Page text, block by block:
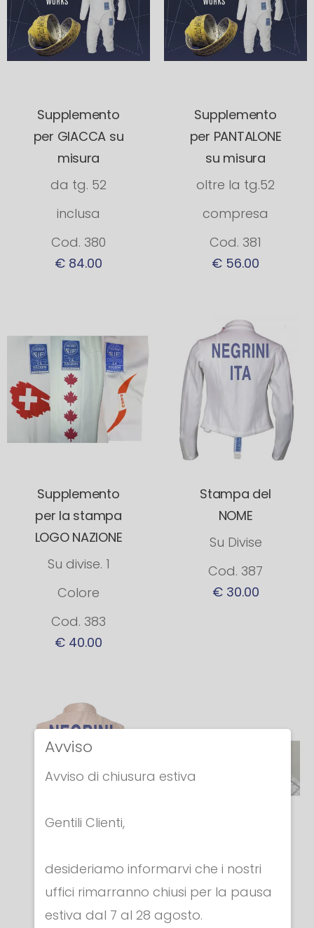
Supplemento
per GIACCA su
misura
da tg. 52
inclusa
Cod. 380
€ 84.00
Supplemento
per PANTALONE
su misura
oltre la tg.52
compresa
Cod. 381
€ 56.00
Supplemento
per la stampa
LOGO NAZIONE
Su divise. 1
Colore
Cod. 383
€ 40.00
Stampa del
NOME
Su Divise
Cod. 387
€ 30.00
Stampa a
transfer del
NOME
Supplemento
per la stampa
Avviso
Avviso di chiusura estiva
Gentili Clienti,
desideriamo informarvi che i nostri
uffici rimarranno chiusi per la pausa
estiva dal 7 al 28 agosto.